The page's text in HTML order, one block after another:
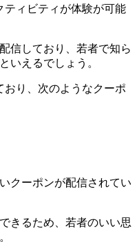
ティビティが体験が可能
信しており、若者で知ら
いえるでしょう。
おり、次のようなクーポ
クーポンが配信されてい
きるため、若者のいい思